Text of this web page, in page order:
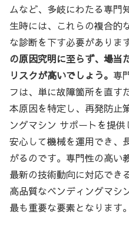
ムなど、多岐にわたる専門
生時には、これらの複合的
な診断を下す必要があります
の原因究明に至らず、場当
リスクが高いでしょう。 専
フは、単に故障箇所を直す
本原因を特定し、再発防止
ングマシン サポートを提
安心して機械を運用でき、
がるのです。専門性の高い
最新の技術動向に対応でき
高品質なベンディングマシ
最も重要な要素となります。